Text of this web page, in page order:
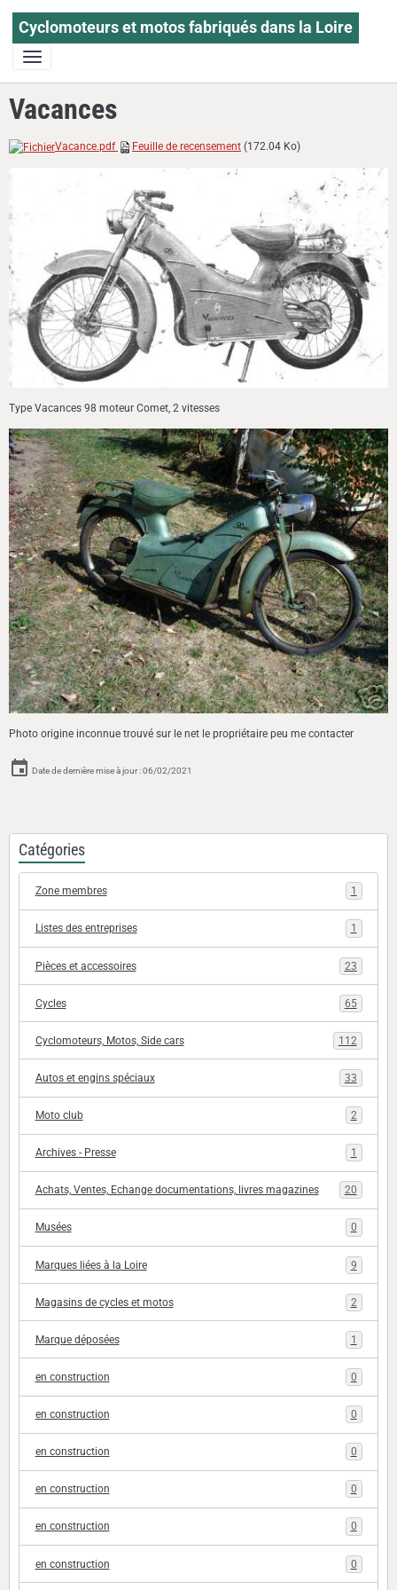
Cyclomoteurs et motos fabriqués dans la Loire
Vacances
Vacance.pdf Feuille de recensement (172.04 Ko)
Type Vacances 98 moteur Comet, 2 vitesses
Photo origine inconnue trouvé sur le net le propriétaire peu me contacter
Date de dernière mise à jour : 06/02/2021
Catégories
Zone membres 1
Listes des entreprises 1
Pièces et accessoires 23
Cycles 65
Cyclomoteurs, Motos, Side cars 112
Autos et engins spéciaux 33
Moto club 2
Archives - Presse 1
Achats, Ventes, Echange documentations, livres magazines 20
Musées 0
Marques liées à la Loire 9
Magasins de cycles et motos 2
Marque déposées 1
en construction 0
en construction 0
en construction 0
en construction 0
en construction 0
en construction 0